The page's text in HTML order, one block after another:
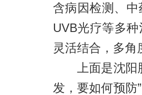
含病因检测、
UVB光疗等多
灵活结合，多角
上面是沈阳肤
发，要如何预防